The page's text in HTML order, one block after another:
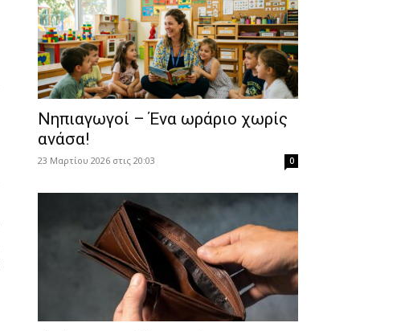
Νηπιαγωγοί – Ένα ωράριο χωρίς
ανάσα!
23 Μαρτίου 2026 στις 20:03 0